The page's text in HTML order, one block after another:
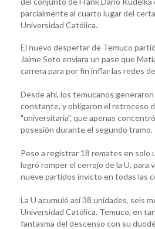
parcialmente al cuarto lugar del
Universidad Católica.
El nuevo despertar de Temuco
Jaime Soto enviara un pase que
carrera para por fin inflar las redes
Desde ahí, los temucanos
constante, y obligaron el retroceso
"universitaria", que apenas
posesión durante el segundo tramo.
Pese a registrar 18 remates en solo
logró romper el cerrojo de la U, para
nueve partidos invicto en todas las
La U acumuló así 38 unidades, seis
Universidad Católica. Temuco, en
fantasma del descenso con su